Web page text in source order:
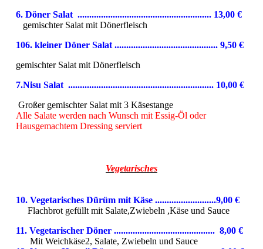
6. Döner Salat ......................................................... 13,00 €
gemischter Salat mit Dönerfleisch
106. kleiner Döner Salat ............................................ 9,50 €
gemischter Salat mit Dönerfleisch
7.Nisu Salat .............................................................. 10,00 €
Großer gemischter Salat mit 3 Käsestange
Alle Salate werden nach Wunsch mit Essig-Öl oder
Hausgemachtem Dressing serviert
Vegetarisches
10. Vegetarisches Dürüm mit Käse ..........................9,00 €
Flachbrot gefüllt mit Salate,Zwiebeln ,Käse und Sauce
11. Vegetarischer Döner ........................................... 8,00 €
Mit Weichkäse2, Salate, Zwiebeln und Sauce